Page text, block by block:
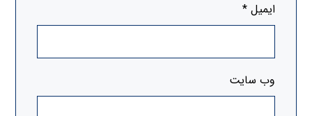
ایمیل*
وب‌ سایت